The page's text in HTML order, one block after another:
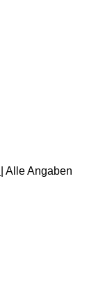
| Alle Angaben